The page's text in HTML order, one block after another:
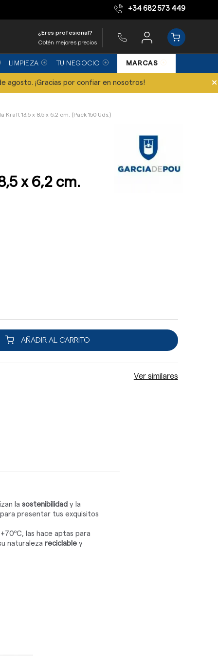
Equipo de expertos +34 682 573 449
¿Eres profesional?
Obtén mejores precios
LIMPIEZA TU NEGOCIO MARCAS
agosto. ¡Gracias por confiar en nosotros! ×
Kraft 13,5 x 8,5 x 6,2 cm. (Pack 150 Uds.)
x 6,2 cm.
AÑADIR AL CARRITO
Ver similares
la sostenibilidad y la
presentar tus exquisitos
las hace aptas para
naturaleza reciclabley